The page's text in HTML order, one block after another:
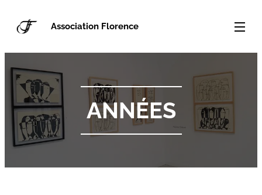
Association Florence
ANNÉES